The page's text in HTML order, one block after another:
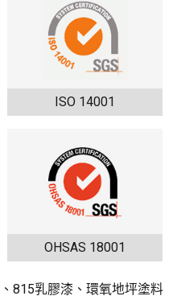
ISO 14001
OHSAS 18001
815乳膠漆、環氧地坪塗料